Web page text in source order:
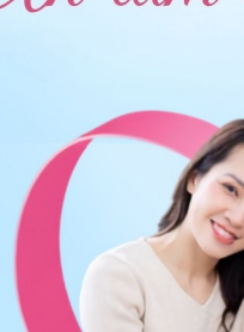
nhau của chức năng
có thể
về hoạt động tình
hay lúc sáng sớm
trạng thái cương
bác sĩ cũng cần khai
hỏi cụ thể về ham
không. Bệnh ảnh